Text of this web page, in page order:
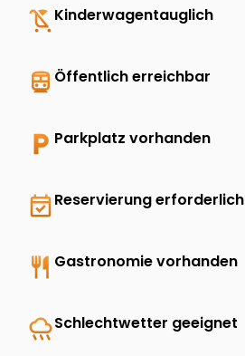
child_friendly Kinderwagentauglich
directions_transit Öffentlich erreichbar
local_parking Parkplatz vorhanden
event_availableReservierung erforderlich
restaurant Gastronomie vorhanden
rainySchlechtwetter geeignet